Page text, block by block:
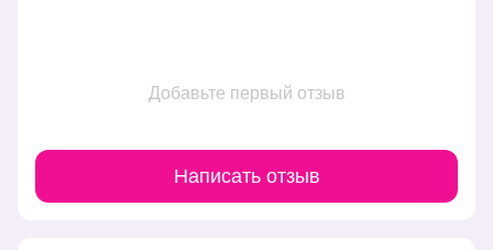
Добавьте первый отзыв
Написать отзыв